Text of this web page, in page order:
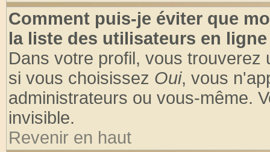
Comment puis-je éviter que
la liste des utilisateurs en
Dans votre profil, vous trouverez
si vous choisissez Oui, vous
administrateurs ou vous-même.
invisible.
Revenir en haut